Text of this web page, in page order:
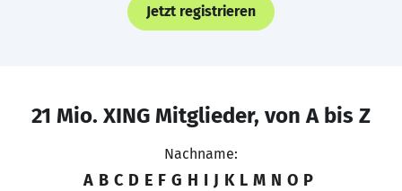
Jetzt registrieren
21 Mio. XING Mitglieder, von A bis Z
Nachname:
A B C D E F G H I J K L M N O P